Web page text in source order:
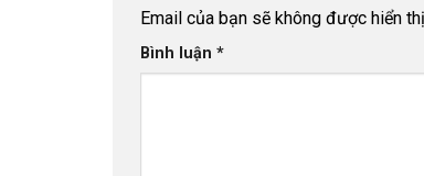
Email của bạn sẽ không được hiển
Bình luận *